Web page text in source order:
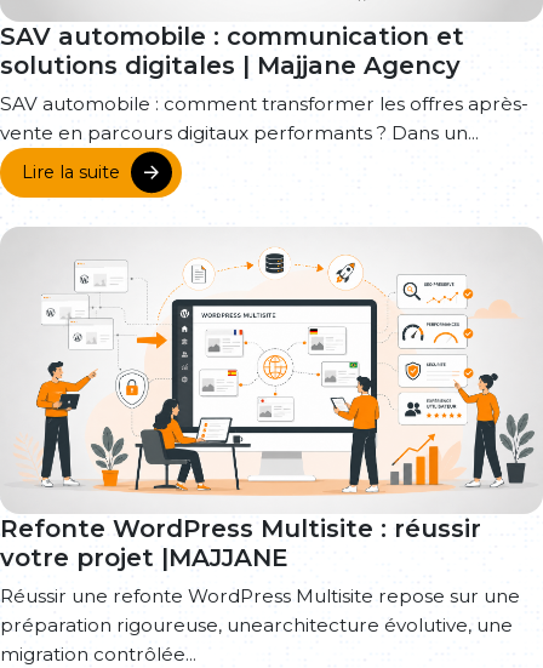
SAV automobile : communication et
solutions digitales | Majjane Agency
SAV automobile : comment transformer les offres après-
vente en parcours digitaux performants ? Dans un...
Lire la suite
Refonte WordPress Multisite : réussir
votre projet |MAJJANE
Réussir une refonte WordPress Multisite repose sur une
préparation rigoureuse, unearchitecture évolutive, une
migration contrôlée...